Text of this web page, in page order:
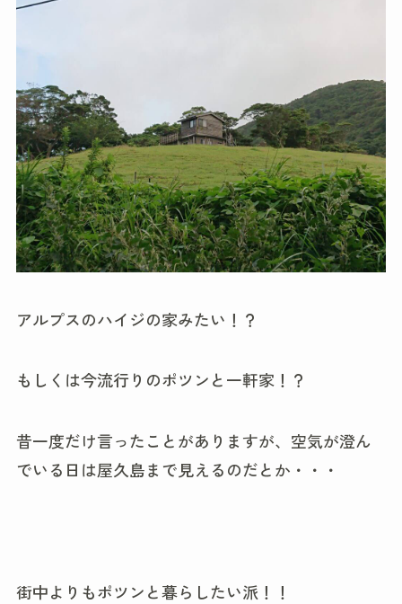
アルプスのハイジの家みたい！？
もしくは今流行りのポツンと一軒家！？
昔一度だけ言ったことがありますが、空気が澄ん
でいる日は屋久島まで見えるのだとか・・・
街中よりもポツンと暮らしたい派！！